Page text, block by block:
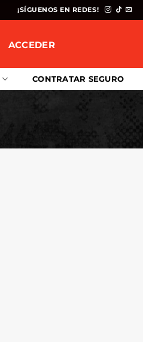
¡SÍGUENOS EN REDES!
ACCEDER
CONTRATAR SEGURO